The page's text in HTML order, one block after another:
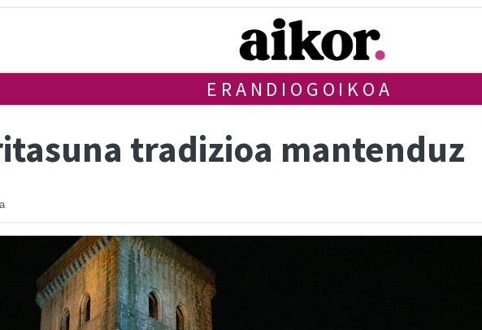
ERANDIOGOIKOA
tradizioa mantenduz